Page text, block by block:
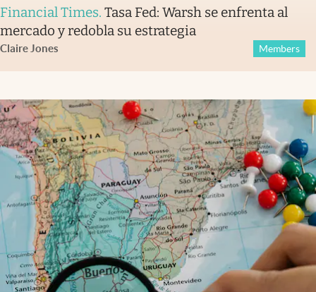
Financial Times. Tasa Fed: Warsh se enfrenta al
mercado y redobla su estrategia
Claire Jones Members